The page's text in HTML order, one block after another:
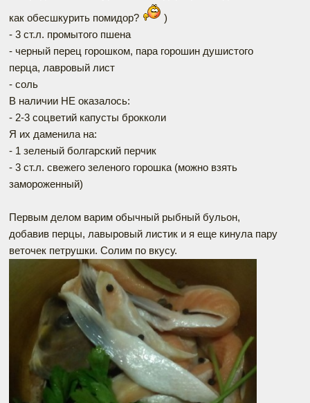
как обесшкурить помидор?
)
- 3 ст.л. промытого пшена
- черный перец горошком, пара горошин душистого
перца, лавровый лист
- соль
В наличии НЕ оказалось:
- 2-3 соцветий капусты брокколи
Я их даменила на:
- 1 зеленый болгарский перчик
- 3 ст.л. свежего зеленого горошка (можно взять
замороженный)
Первым делом варим обычный рыбный бульон,
добавив перцы, лавыровый листик и я еще кинула пару
веточек петрушки. Солим по вкусу.